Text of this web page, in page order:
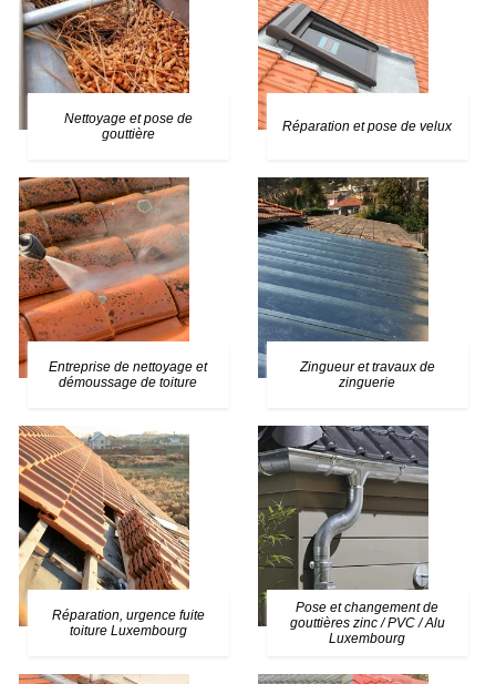
Nettoyage et pose de
gouttière
Réparation et pose de velux
Entreprise de nettoyage et
démoussage de toiture
Zingueur et travaux de
zinguerie
Réparation, urgence fuite
toiture Luxembourg
Pose et changement de
gouttières zinc / PVC / Alu
Luxembourg